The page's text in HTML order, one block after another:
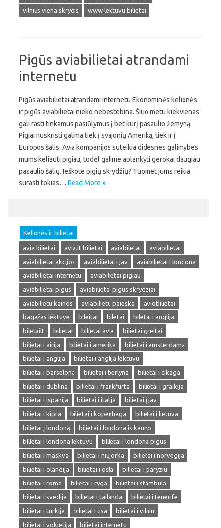
vilnius viena skrydis
www lektuvu bilietai
Pigūs aviabilietai atrandami
internetu
Pigūs aviabilietai atrandami internetu Ekonominės kelionės
ir pigūs aviabilietai nieko nebestebina. Šiuo metu kiekvienas
gali rasti tinkamus pasiūlymus į bet kurį pasaulio žemyną.
Pigiai nuskristi galima tiek į svajonių Ameriką, tiek ir į
Europos šalis. Avia kompanijos suteikia didesnes galimybes
mums keliauti pigiau, todėl galime aplankyti gerokai daugiau
pasaulio šalių. Ieškote pigių skrydžių? Tuomet jums reikia
surasti tokias… Read More »
Kelionės ir bilietai
avia bilietai avia.lt bilietai aviabiletai
aviabilietai
aviabilietai akcijos
aviabilietai i jav
aviabilietai i londona
aviabilietai internetu
aviabilietai pigiau
aviabilietai pigus
aviabilietai pigus skrydziai
aviabilietu kainos
aviabilietu paieska
aviobilietai
bagažas lėktuve
bileitai biletai
biletai i anglija
biletailt
bilietai bilietai avia
bilietai greitai
bilietai i airija
bilietai i amerika
bilietai i amsterdama
bilietai i anglija
bilietai i anglija lektuvu
bilietai i barselona
bilietai i berlyna
bilietai i cikaga
bilietai i dublina
bilietai i frankfurta
bilietai i graikija
bilietai i ispanija
bilietai i italija
bilietai į jav
bilietai i kipra
bilietai i kopenhaga
bilietai i lietuva
bilietai į londoną
bilietai i londona is kauno
bilietai i londona lektuvu
bilietai i londona pigus
bilietai i maskva
bilietai i niujorka
bilietai i norvegija
bilietai i olandija
bilietai i osla
bilietai i paryziu
bilietai i roma
bilietai i ryga
bilietai i stambula
bilietai i svedija
bilietai i tailanda
bilietai i tenerife
bilietai i turkija
bilietai i usa
bilietai i vilniu
bilietai i vokietija
bilietai internetu